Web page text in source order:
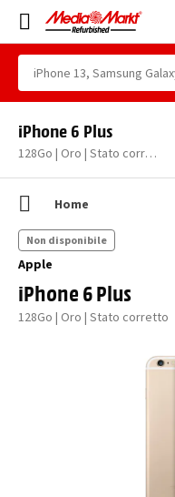
iPhone 6 Plus
128Go | Oro | Stato corretto
Home
Apple
iPhone 6 Plus
128Go | Oro | Stato corretto
Non disponibile